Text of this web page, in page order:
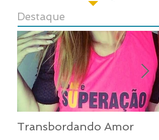
Destaque
Transbordando Amor